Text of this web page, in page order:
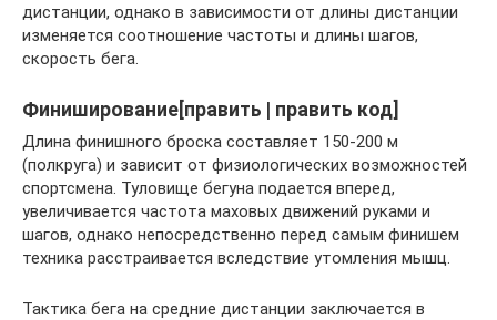
дистанции, однако в зависимости от длины дистанции
изменяется соотношение частоты и длины шагов,
скорость бега.
Финиширование[править | править код]
Длина финишного броска составляет 150-200 м
(полкруга) и зависит от физиологических возможностей
спортсмена. Туловище бегуна подается вперед,
увеличивается частота маховых движений руками и
шагов, однако непосредственно перед самым финишем
техника расстраивается вследствие утомления мышц.
Тактика бега на средние дистанции заключается в